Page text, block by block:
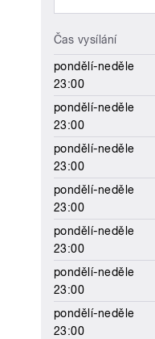
Čas vysílání
pondělí-neděle
23:00
pondělí-neděle
23:00
pondělí-neděle
23:00
pondělí-neděle
23:00
pondělí-neděle
23:00
pondělí-neděle
23:00
pondělí-neděle
23:00